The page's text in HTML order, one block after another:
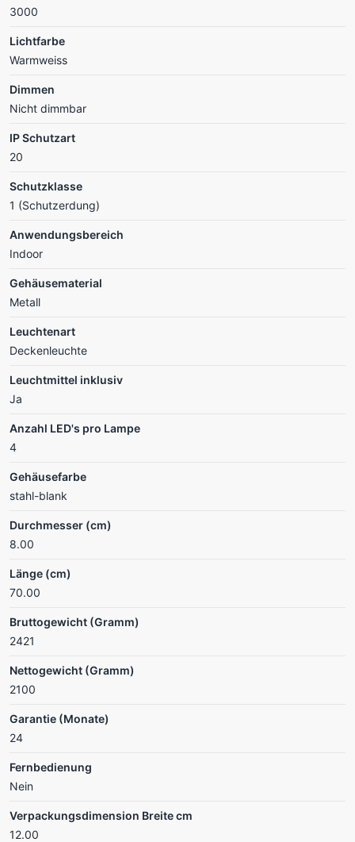
3000
Lichtfarbe
Warmweiss
Dimmen
Nicht dimmbar
IP Schutzart
20
Schutzklasse
1 (Schutzerdung)
Anwendungsbereich
Indoor
Gehäusematerial
Metall
Leuchtenart
Deckenleuchte
Leuchtmittel inklusiv
Ja
Anzahl LED's pro Lampe
4
Gehäusefarbe
stahl-blank
Durchmesser (cm)
8.00
Länge (cm)
70.00
Bruttogewicht (Gramm)
2421
Nettogewicht (Gramm)
2100
Garantie (Monate)
24
Fernbedienung
Nein
Verpackungsdimension Breite cm
12.00